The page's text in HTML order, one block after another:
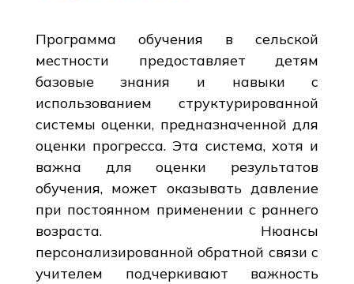
Программа обучения в сельской
местности предоставляет детям
базовые знания и навыки с
использованием структурированной
системы оценки, предназначенной для
оценки прогресса. Эта система, хотя и
важна для оценки результатов
обучения, может оказывать давление
при постоянном применении с раннего
возраста. Нюансы
персонализированной обратной связи с
учителем подчеркивают важность